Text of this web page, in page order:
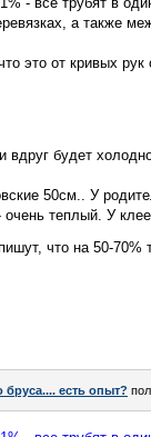
а также
это от кривых рук
будет
50см.. У
теплый. У
что на 50-
бруса.... есть опыт?